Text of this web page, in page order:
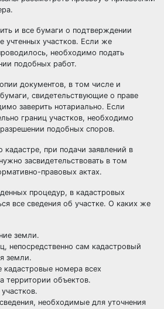
и все бумаги о подтверждении
учтенных участков. Если же
необходимо подать
подобных работ.
документов, в том числе и
свидетельствующие о праве
заверить нотариально. Если
границ участков, необходимо
подобных споров.
кадастре, при подачи заявлений в
засвидетельствовать в том
правовых актах.
процедур, в кадастровых
все сведения об участке. О каких же
земли.
непосредственно сам кадастровый
земли.
номера всех
территории объектов.
необходимые для уточнения